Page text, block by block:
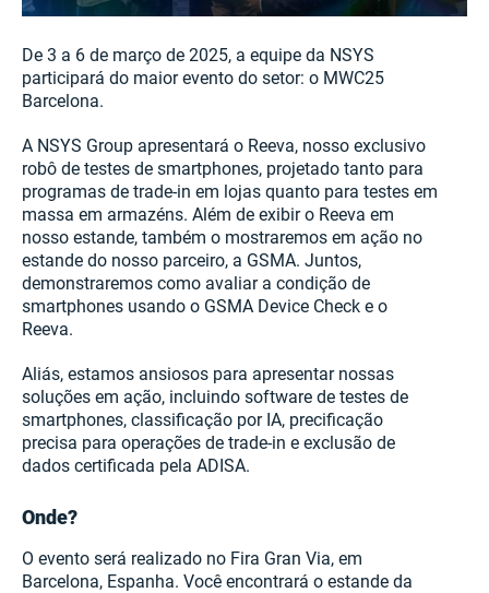
De 3 a 6 de março de 2025, a equipe da NSYS
participará do maior evento do setor: o MWC25
Barcelona.
A NSYS Group apresentará o Reeva, nosso exclusivo
robô de testes de smartphones, projetado tanto para
programas de trade-in em lojas quanto para testes em
massa em armazéns. Além de exibir o Reeva em
nosso estande, também o mostraremos em ação no
estande do nosso parceiro, a GSMA. Juntos,
demonstraremos como avaliar a condição de
smartphones usando o GSMA Device Check e o
Reeva.
Aliás, estamos ansiosos para apresentar nossas
soluções em ação, incluindo software de testes de
smartphones, classificação por IA, precificação
precisa para operações de trade-in e exclusão de
dados certificada pela ADISA.
Onde?
O evento será realizado no Fira Gran Via, em
Barcelona, Espanha. Você encontrará o estande da